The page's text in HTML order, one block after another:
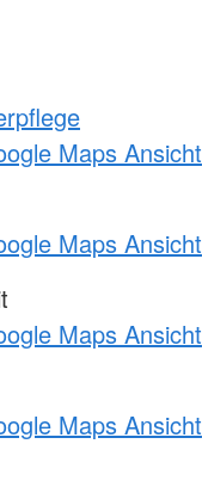
Maps Ansicht
Maps Ansicht
Maps Ansicht
Maps Ansicht